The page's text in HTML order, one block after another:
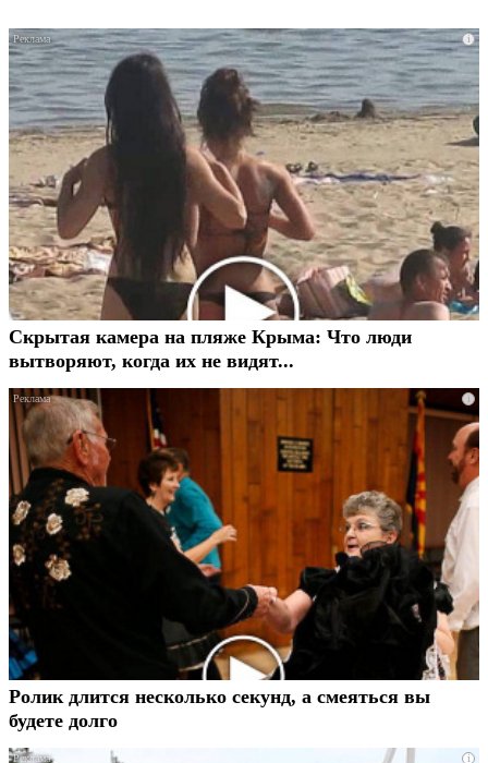
i
Скрытая камера на пляже Крыма: Что люди
вытворяют, когда их не видят...
i
Ролик длится несколько секунд, а смеяться вы
будете долго
i